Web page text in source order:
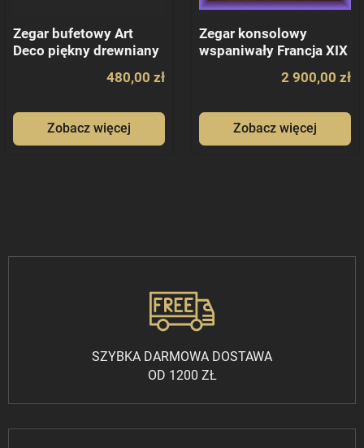
Zegar bufetowy Art
Deco piękny drewniany
480,00 zł
Zobacz więcej
Zegar konsolowy
wspaniwały Francja XIX
2 900,00 zł
Zobacz więcej
SZYBKA DARMOWA DOSTAWA
OD 1200 ZŁ